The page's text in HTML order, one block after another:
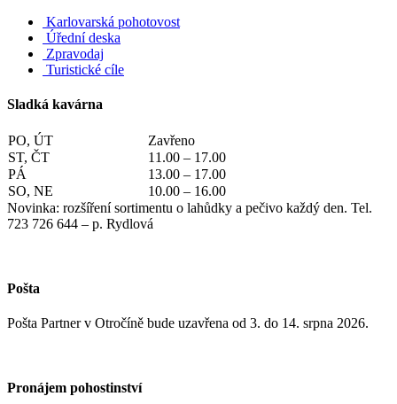
Karlovarská pohotovost
Úřední deska
Zpravodaj
Turistické cíle
Sladká kavárna
PO, ÚT
Zavřeno
ST, ČT
11.00 – 17.00
PÁ
13.00 – 17.00
SO, NE
10.00 – 16.00
Novinka: rozšíření sortimentu o lahůdky a pečivo každý den. Tel.
723 726 644 – p. Rydlová
Pošta
Pošta Partner v Otročíně bude uzavřena od 3. do 14. srpna 2026.
Pronájem pohostinství